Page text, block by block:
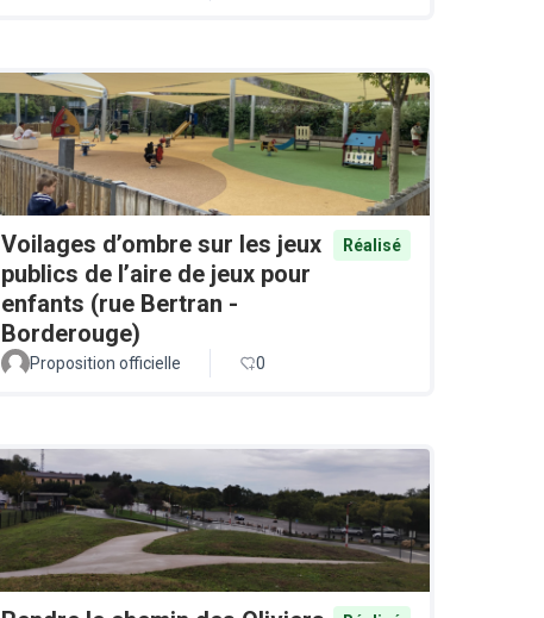
Voilages d’ombre sur les jeux
publics de l’aire de jeux pour
enfants (rue Bertran -
Borderouge)
Réalisé
Proposition officielle 0